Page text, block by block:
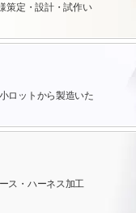
策定・設計・試作い
ロットから製造いた
ス・ハーネス加工